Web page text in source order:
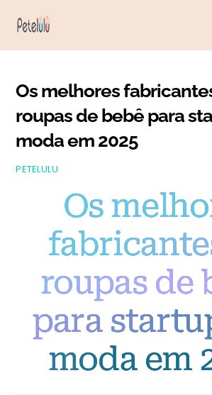
para
Os melhores
roupas de bebê para
moda em 2025
PETELULU
Os
roupas de
para
moda em